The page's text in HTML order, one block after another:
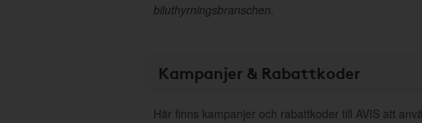
biluthyrningsbranschen.
Kampanjer & Rabattkoder
Här finns kampanjer och rabattkoder till AVIS att